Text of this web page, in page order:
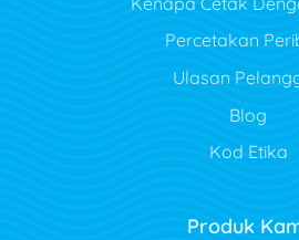
Percetakan
Ulasan
Blog
Kod Etika
Produk